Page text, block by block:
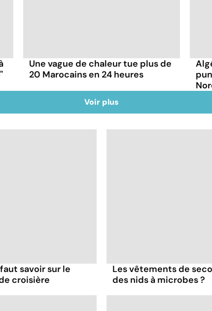
Une vague de chaleur tue plus de
20 Marocains en 24 heures
Voir plus
savoir sur le
croisière
Les vêtements de
des nids à microbes ?